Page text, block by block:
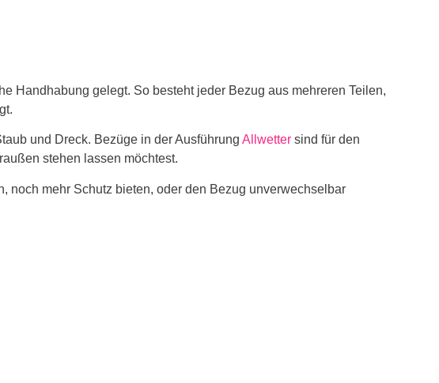
Handhabung gelegt. So besteht jeder Bezug aus mehreren Teilen,
und Dreck. Bezüge in der Ausführung Allwetter sind für den
stehen lassen möchtest.
noch mehr Schutz bieten, oder den Bezug unverwechselbar